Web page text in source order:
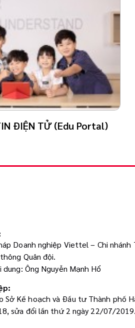
ĐIỆN TỬ (Edu Portal)
Doanh nghiệp Viettel – Chi nhánh
Quân đội.
Ông Nguyễn Mạnh Hổ
Sở Kế hoạch và Đầu tư Thành phố
sửa đổi lần thứ 2 ngày 22/07/2019.